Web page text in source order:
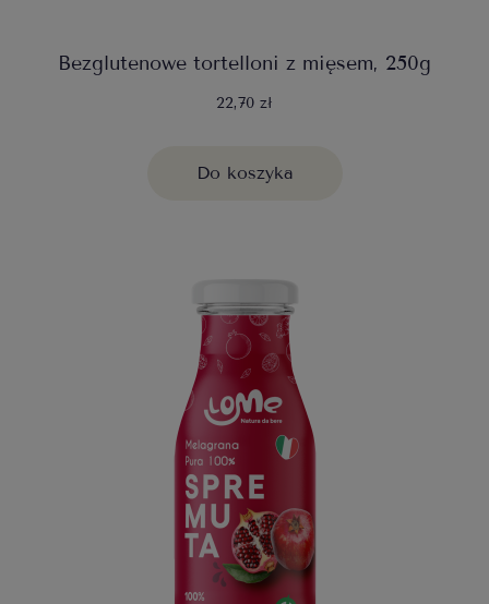
Bezglutenowe tortelloni z mięsem, 250g
22,70 zł
Do koszyka